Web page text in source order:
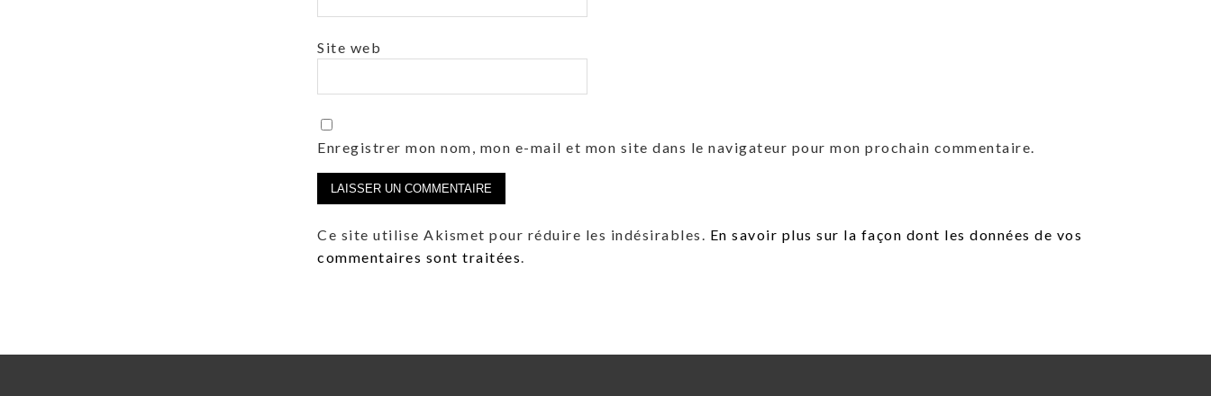
Site web
Enregistrer mon nom, mon e-mail et mon site dans le navigateur pour mon prochain commentaire.
Ce site utilise Akismet pour réduire les indésirables. En savoir plus sur la façon dont les données de vos
commentaires sont traitées.